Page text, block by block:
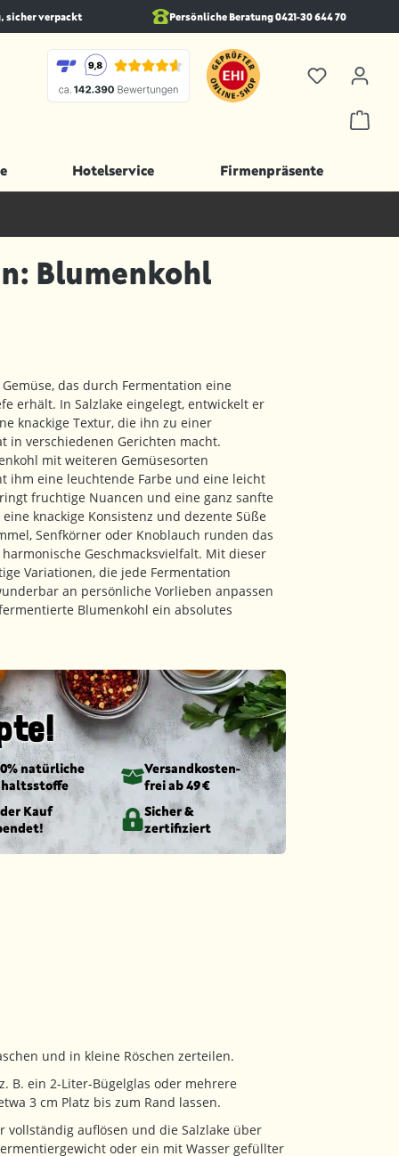
sicher verpackt Persönliche Beratung 0421-30 644 70
Hotelservice Firmenpräsente
Blumenkohl
das durch Fermentation eine
erhält. In Salzlake eingelegt, entwickelt er
knackige Textur, die ihn zu einer
in verschiedenen Gerichten macht.
mit weiteren Gemüsesorten
ihm eine leuchtende Farbe und eine leicht
fruchtige Nuancen und eine ganz sanfte
knackige Konsistenz und dezente Süße
Senfkörner oder Knoblauch runden das
Geschmacksvielfalt. Mit dieser
Variationen, die jede Fermentation
an persönliche Vorlieben anpassen
Blumenkohl ein absolutes
natürliche
Versandkosten­
frei ab 49 €
Kauf
Sicher &
zertifiziert
und in kleine Röschen zerteilen.
B. ein 2-Liter-Bügelglas oder mehrere
3 cm Platz bis zum Rand lassen.
vollständig auflösen und die Salzlake über
oder ein mit Wasser gefüllter